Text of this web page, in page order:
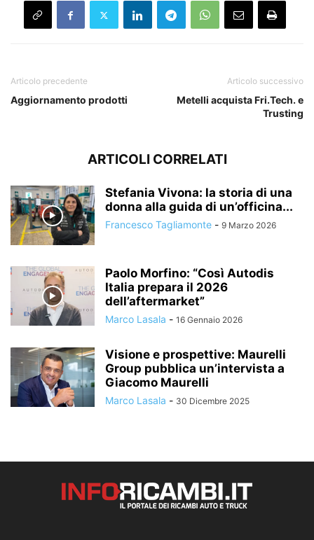
Articolo precedente
Aggiornamento prodotti
Articolo successivo
Metelli acquista Fri.Tech. e
Trusting
ARTICOLI CORRELATI
Stefania Vivona: la storia di una
donna alla guida di un’officina...
Francesco Tagliamonte - 9 Marzo 2026
Paolo Morfino: “Così Autodis
Italia prepara il 2026
dell’aftermarket”
Marco Lasala - 16 Gennaio 2026
Visione e prospettive: Maurelli
Group pubblica un’intervista a
Giacomo Maurelli
Marco Lasala - 30 Dicembre 2025